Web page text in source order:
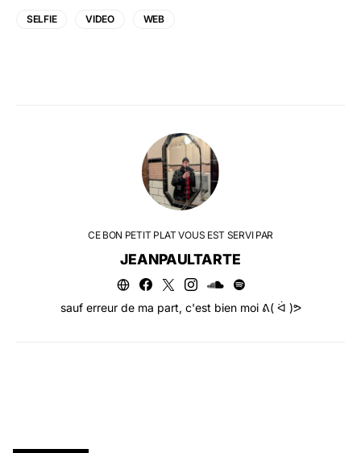
SELFIE VIDEO WEB
CE BON PETIT PLAT VOUS EST SERVI PAR
JEANPAULTARTE
sauf erreur de ma part, c'est bien moi ᕕ( ᐛ )ᕗ